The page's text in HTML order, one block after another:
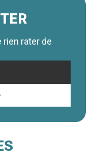
rater de